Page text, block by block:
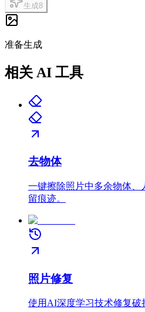
生成8
准备生成
相关 AI 工具
去物体
一键擦除照片中多余物体
留痕迹。
照片修复
使用AI深度学习技术修复破